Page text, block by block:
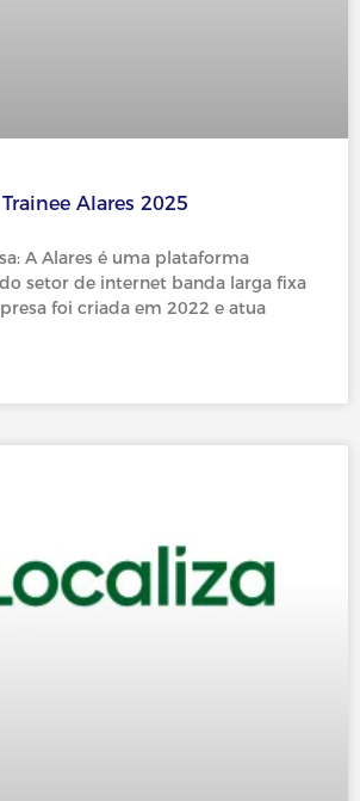
Alares 2025
A Alares é uma plataforma
setor de internet banda larga fixa
foi criada em 2022 e atua